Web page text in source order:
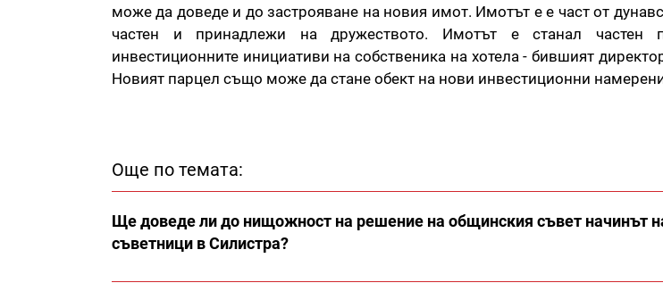
може да доведе и до застрояване на новия имот. Имотът е е част от
частен и принадлежи на дружеството. Имотът е станал частен
инвестиционните инициативи на собственика на хотела - бившият
Новият парцел също може да стане обект на нови инвестиционни
Още по темата:
Ще доведе ли до нищожност на решение на общинския съвет начинът
съветници в Силистра?